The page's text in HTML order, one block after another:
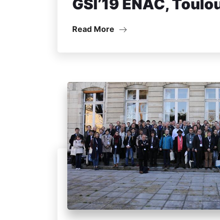
GSI’19 ENAC,
Read More